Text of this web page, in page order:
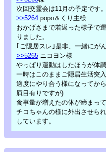
次回交霊会は11月の予定です
>>5264 popo＆くり主様
おかげさまで若返った様子で
りました。
｢ご隠居スレ｣是非、一緒にが
>>5265 ニコヨン様
やっぱり運動はしたほうが体
一時はこのままご隠居生活突
適度にやり合う様になってか
屓目有りですが)
食事量が増えたの体が締まっ
チコちゃんの様に外出させら
しています。